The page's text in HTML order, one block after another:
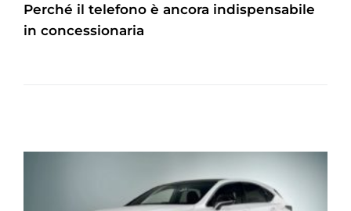
Perché il telefono è ancora indispensabile
in concessionaria